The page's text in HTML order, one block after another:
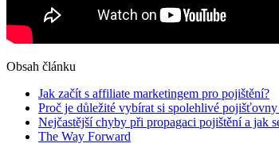
Obsah článku
Jak začít s affiliate marketingem pro pojištění?
Proč je důležité vybírat si spolehlivé
Nejčastější chyby při propagaci pojištění a jak
The Way Forward